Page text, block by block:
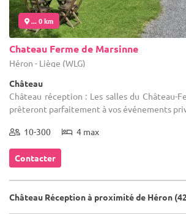
... 0 km
Chateau Ferme de Marsinne
Héron - Liège (WLG)
Château
Château réception : Les salles du Château-
prêteront parfaitement à vos événements
10-300 4 max
Contacter
Château Réception à proximité de Héron